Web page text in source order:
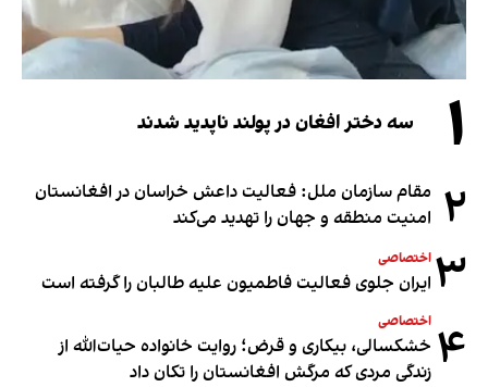
۱ سه دختر افغان در پولند ناپدید شدند
۲ مقام سازمان ملل: فعالیت داعش خراسان در افغانستان
امنیت منطقه و جهان را تهدید می‌کند
۳ اختصاصی
ایران جلوی فعالیت فاطمیون علیه طالبان را گرفته است
۴ اختصاصی
خشکسالی، بیکاری و قرض؛ روایت خانواده حیات‌الله از
زندگی مردی که مرگش افغانستان را تکان داد